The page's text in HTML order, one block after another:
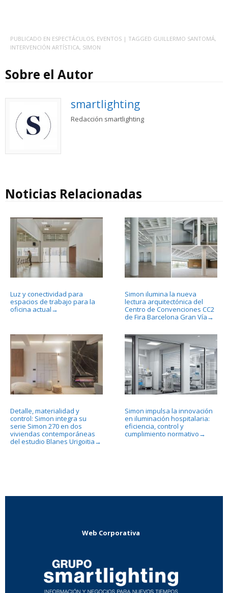
PUBLICADO EN ESPECTÁCULOS, EVENTOS | TAGGED GUILLERMO SANTOMÁ,
INTERVENCIÓN ARTÍSTICA, SIMON
Sobre el Autor
smartlighting
Redacción smartlighting
Noticias Relacionadas
Luz y conectividad para
espacios de trabajo para la
oficina actual →
Simon ilumina la nueva
lectura arquitectónica del
Centro de Convenciones CC2
de Fira Barcelona Gran Vía →
Detalle, materialidad y
control: Simon integra su
serie Simon 270 en dos
viviendas contemporáneas
del estudio Blanes Urigoitia →
Simon impulsa la innovación
en iluminación hospitalaria:
eficiencia, control y
cumplimiento normativo →
Web Corporativa